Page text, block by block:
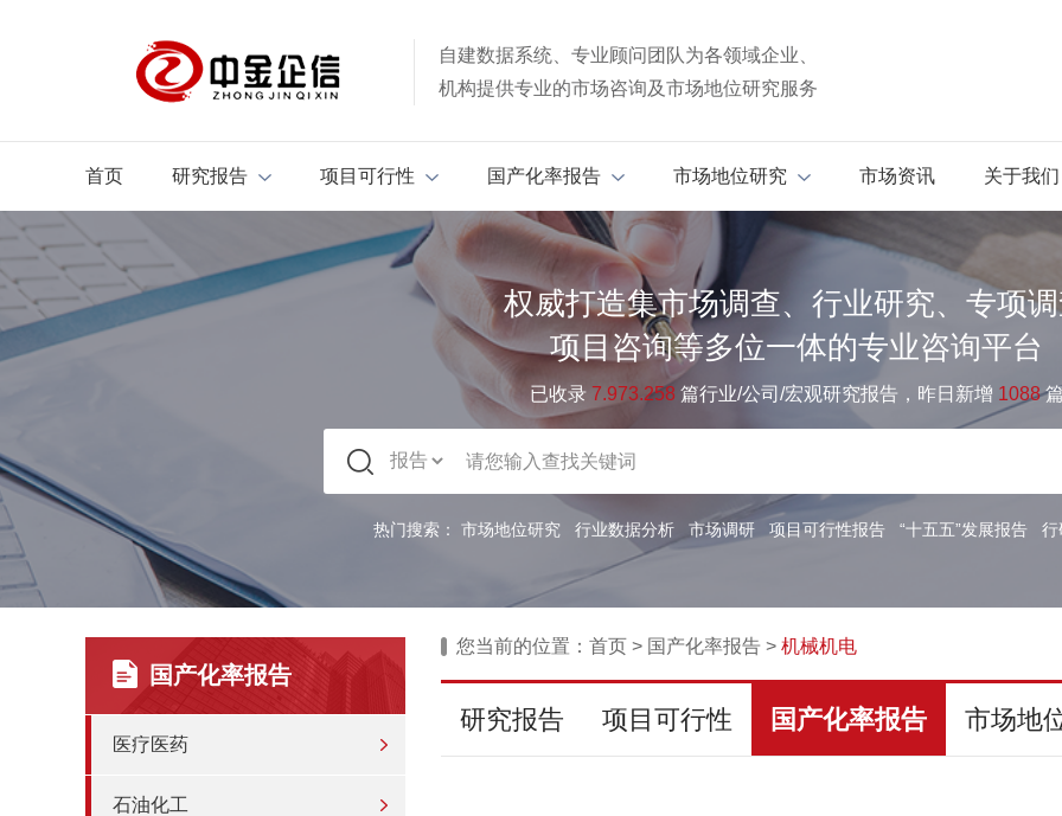
自建数据系统、专业顾问团队为各领域企业、
机构提供专业的市场咨询及市场地位研究服务
首页 研究报告 项目可行性 国产化率报告 市场地位研究 市场资讯 关于我们
权威打造集市场调查、行业研究、专项
项目咨询等多位一体的专业咨询平台
已收录 7.973.258 篇行业/公司/宏观研究报告，昨日新增 1088
热门搜索： 市场地位研究 行业数据分析 市场调研 项目可行性报告 “十五五”发展报告 行
国产化率报告
医疗医药
石油化工
您当前的位置： 首页 > 国产化率报告 > 机械机电
研究报告 项目可行性 国产化率报告 市场地